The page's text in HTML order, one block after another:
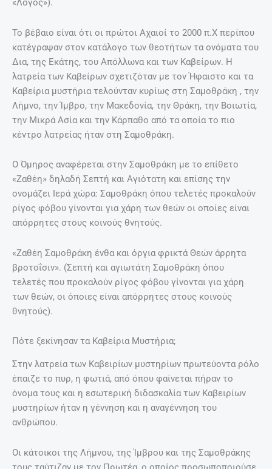
«Λόγος»).
Το βέβαιο είναι ότι οι πρώτοι Αχαιοί το 2000 π.Χ περίπου
κατέγραψαν στον κατάλογο των θεοτήτων τα ονόματα του
Δια, της Εκάτης, του Απόλλωνα και των Καβείρων. Η
λατρεία των Καβείρων σχετιζόταν με τον Ήφαιστο και τα
Καβείρια μυστήρια τελούνταν κυρίως στη Σαμοθράκη , την
Λήμνο, την Ίμβρο, την Μακεδονία, την Θράκη, την Βοιωτία,
την Μικρά Ασία και την Κάρπαθο από τα οποία το πιο
κέντρο λατρείας ήταν στη Σαμοθράκη.
Ο Όμηρος αναφέρεται στην Σαμοθράκη με το επίθετο
«Ζαθέη» δηλαδή Σεπτή και Αγιότατη και επίσης την
ονομάζει Ιερά χώρα: Σαμοθράκη όπου τελετές προκαλούν
ρίγος φόβου γίνονται για χάρη των θεών οι οποίες είναι
απόρρητες στους κοινούς θνητούς.
«Ζαθέη Σαμοθράκη ένθα και όργια φρικτά Θεών άρρητα
βροτοΐσιν». (Σεπτή και αγιωτάτη Σαμοθράκη όπου
τελετές που προκαλούν ρίγος φόβου γίνονται για χάρη
των θεών, οι όποιες είναι απόρρητες στους κοινούς
θνητούς).
Πότε ξεκίνησαν τα Καβείρια Μυστήρια;
Στην λατρεία των Καβειρίων μυστηρίων πρωτεύοντα ρόλο
έπαιζε το πυρ, η φωτιά, από όπου φαίνεται πήραν το
όνομα τους και η εσωτερική διδασκαλία των Καβειρίων
μυστηρίων ήταν η γέννηση και η αναγέννηση του
ανθρώπου.
Οι κάτοικοι της Λήμνου, της Ίμβρου και της Σαμοθράκης